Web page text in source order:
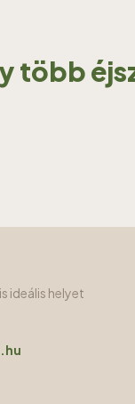
több
ideális helyet